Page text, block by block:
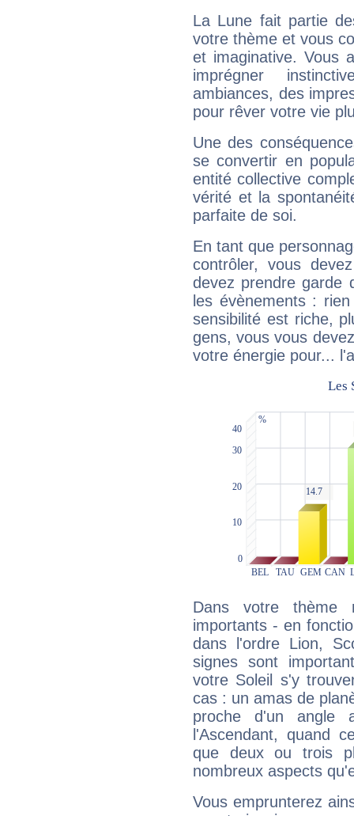
La Lune fait partie
votre thème et vous
et imaginative. Vous
imprégner
ambiances, des
pour rêver votre vie
Une des
se convertir en
entité collective
vérité et la
parfaite de soi.
En tant que
contrôler, vous
devez prendre garde
les évènements :
sensibilité est riche,
gens, vous vous
votre énergie pour...
Dans votre thème
importants - en
dans l'ordre Lion,
signes sont
votre Soleil s'y
cas : un amas de
proche d'un
l'Ascendant, quand
que deux ou trois
nombreux aspects
Vous emprunterez